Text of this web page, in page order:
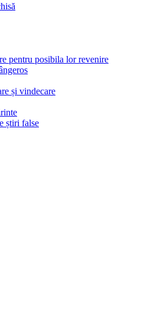
pentru posibila lor revenire
și vindecare
știri false